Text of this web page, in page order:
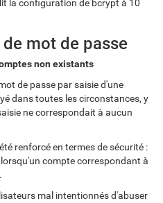
la configuration de bcrypt à 10
mot de passe
non existants
de passe par saisie d'une
dans toutes les circonstances, y
ne correspondait à aucun
renforcé en termes de sécurité :
compte correspondant à
mal intentionnés d'abuser